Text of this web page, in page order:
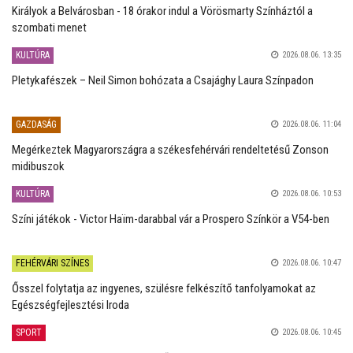
Királyok a Belvárosban - 18 órakor indul a Vörösmarty Színháztól a
szombati menet
KULTÚRA 2026.08.06. 13:35
Pletykafészek – Neil Simon bohózata a Csajághy Laura Színpadon
GAZDASÁG 2026.08.06. 11:04
Megérkeztek Magyarországra a székesfehérvári rendeltetésű Zonson
midibuszok
KULTÚRA 2026.08.06. 10:53
Színi játékok - Victor Haïm-darabbal vár a Prospero Színkör a V54-ben
FEHÉRVÁRI SZÍNES 2026.08.06. 10:47
Ősszel folytatja az ingyenes, szülésre felkészítő tanfolyamokat az
Egészségfejlesztési Iroda
SPORT 2026.08.06. 10:45